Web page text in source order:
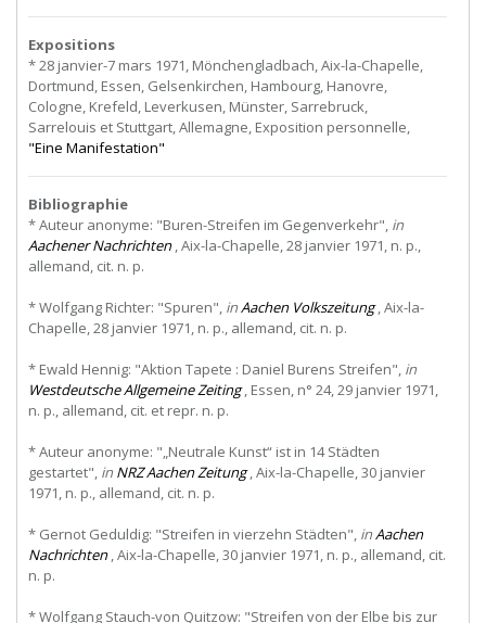
Expositions
* 28 janvier-7 mars 1971, Mönchengladbach, Aix-la-Chapelle,
Dortmund, Essen, Gelsenkirchen, Hambourg, Hanovre,
Cologne, Krefeld, Leverkusen, Münster, Sarrebruck,
Sarrelouis et Stuttgart, Allemagne, Exposition personnelle,
"Eine Manifestation"
Bibliographie
* Auteur anonyme: "Buren-Streifen im Gegenverkehr", in
Aachener Nachrichten, Aix-la-Chapelle, 28 janvier 1971, n. p.,
allemand, cit. n. p.
* Wolfgang Richter: "Spuren", inAachen Volkszeitung, Aix-la-
Chapelle, 28 janvier 1971, n. p., allemand, cit. n. p.
* Ewald Hennig: "Aktion Tapete : Daniel Burens Streifen", in
Westdeutsche Allgemeine Zeiting, Essen, n° 24, 29 janvier 1971,
n. p., allemand, cit. et repr. n. p.
* Auteur anonyme: "„Neutrale Kunst“ ist in 14 Städten
gestartet", in NRZ Aachen Zeitung, Aix-la-Chapelle, 30 janvier
1971, n. p., allemand, cit. n. p.
* Gernot Geduldig: "Streifen in vierzehn Städten", inAachen
Nachrichten, Aix-la-Chapelle, 30 janvier 1971, n. p., allemand, cit.
n. p.
* Wolfgang Stauch-von Quitzow: "Streifen von der Elbe bis zur